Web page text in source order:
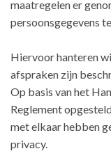
maatregelen er
persoonsgegevens
Hiervoor hanteren
afspraken zijn
Op basis van het
Reglement
met elkaar hebben
privacy.